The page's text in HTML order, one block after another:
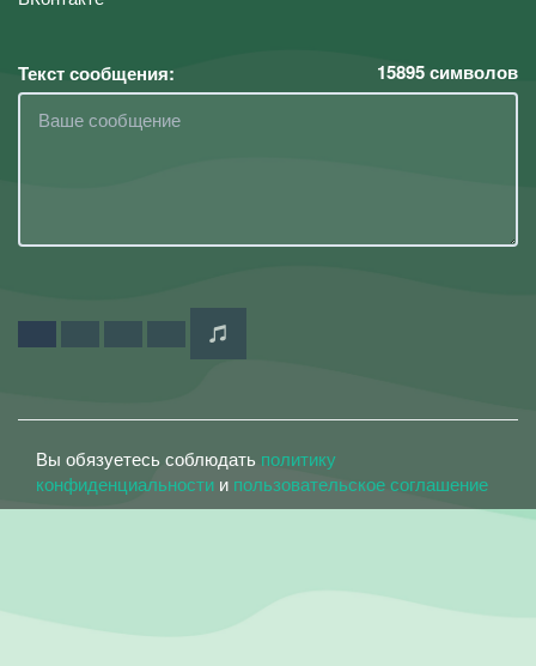
Текст сообщения: 15895символов
Вы обязуетесь соблюдать политику
конфиденциальности и пользовательское соглашение